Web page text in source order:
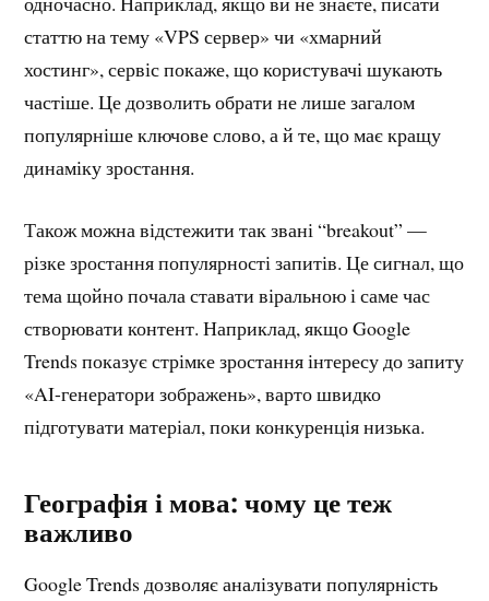
статтю на тему «VPS сервер» чи «хмарний
хостинг», сервіс покаже, що користувачі шукають
частіше. Це дозволить обрати не лише загалом
популярніше ключове слово, а й те, що має кращу
динаміку зростання.
Також можна відстежити так звані “breakout” —
різке зростання популярності запитів. Це сигнал, що
тема щойно почала ставати віральною і саме час
створювати контент. Наприклад, якщо Google
Trends показує стрімке зростання інтересу до запиту
«AI-генератори зображень», варто швидко
підготувати матеріал, поки конкуренція низька.
Географія і мова: чому це теж
важливо
Google Trends дозволяє аналізувати популярність